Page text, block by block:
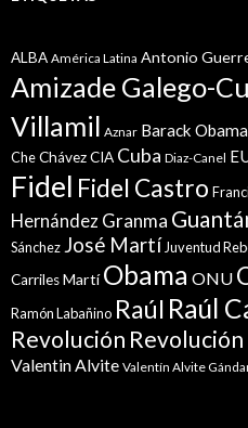
ALBA América Latina Antonio
Amizade Galego-
Villamil Aznar Barack Obama
CheChávezCIA Cuba Diaz-Canel
Fidel Fidel Castro
Hernández Granma
Sánchez José Martí Juventud
CarrilesMartí Obama ONU
Ramón Labañino Raúl Raúl
Revolución Revolución
Valentin Alvite Valentín Alvite